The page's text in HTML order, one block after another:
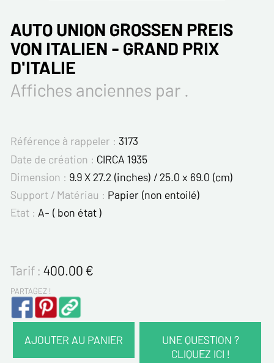
AUTO UNION GROSSEN PREIS
VON ITALIEN - GRAND PRIX
D'ITALIE
Affiches anciennes par .
Référence à rappeler : 3173
Date de création : CIRCA 1935
Dimension : 9.9 X 27.2 (inches) / 25.0 x 69.0 (cm)
Support / Matériau : Papier (non entoilé)
Etat : A- ( bon état )
Tarif : 400.00€
PARTAGEZ !
AJOUTER AU PANIER
UNE QUESTION ?
CLIQUEZ ICI !